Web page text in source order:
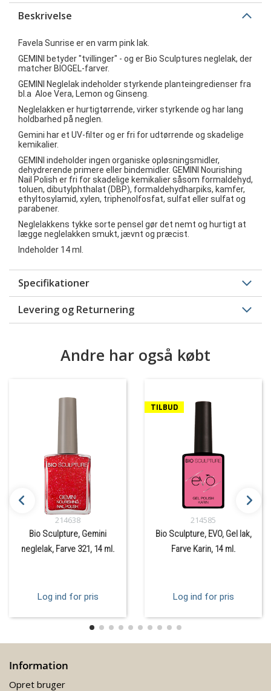
Beskrivelse
Favela Sunrise er en varm pink lak.
GEMINI betyder "tvillinger" - og er Bio Sculptures neglelak, der
matcher BIOGEL-farver.
GEMINI Neglelak indeholder styrkende planteingredienser fra
bl.a Aloe Vera, Lemon og Ginseng.
Neglelakken er hurtigtørrende, virker styrkende og har lang
holdbarhed på neglen.
Gemini har et UV-filter og er fri for udtørrende og skadelige
kemikalier.
GEMINI indeholder ingen organiske opløsningsmidler,
dehydrerende primere eller bindemidler. GEMINI Nourishing
Nail Polish er fri for skadelige kemikalier såsom formaldehyd,
toluen, dibutylphthalat (DBP), formaldehydharpiks, kamfer,
ethyltosylamid, xylen, triphenolfosfat, sulfat eller sulfat og
parabener.
Neglelakkens tykke sorte pensel gør det nemt og hurtigt at
lægge neglelakken smukt, jævnt og præcist.
Indeholder 14 ml.
Specifikationer
Levering og Returnering
Andre har også købt
214638
Bio Sculpture, Gemini
neglelak, Farve 321, 14 ml.
Log ind for pris
TILBUD
214585
Bio Sculpture, EVO, Gel lak,
Farve Karin, 14 ml.
Log ind for pris
Information
Opret bruger